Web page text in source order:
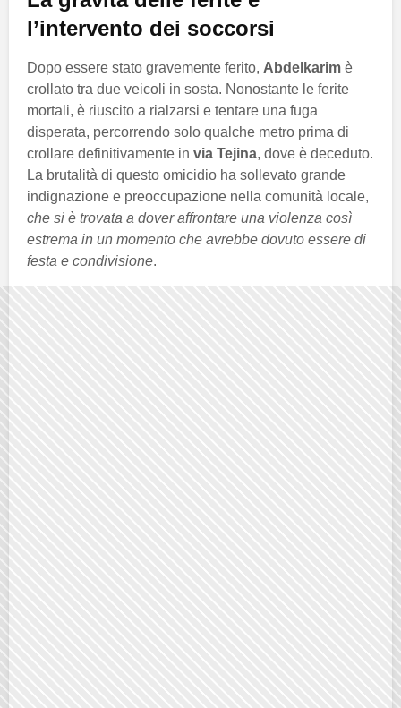
l’intervento dei soccorsi
Dopo essere stato gravemente ferito, Abdelkarim è
crollato tra due veicoli in sosta. Nonostante le ferite
mortali, è riuscito a rialzarsi e tentare una fuga
disperata, percorrendo solo qualche metro prima di
crollare definitivamente in via Tejina, dove è deceduto.
La brutalità di questo omicidio ha sollevato grande
indignazione e preoccupazione nella comunità locale,
che si è trovata a dover affrontare una violenza così
estrema in un momento che avrebbe dovuto essere di
festa e condivisione.